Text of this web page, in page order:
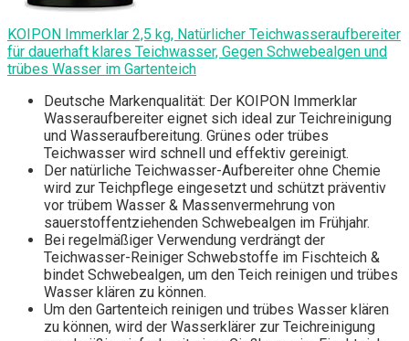
KOIPON Immerklar 2,5 kg, Natürlicher Teichwasseraufbereiter
für dauerhaft klares Teichwasser, Gegen Schwebealgen und
trübes Wasser im Gartenteich
Deutsche Markenqualität: Der KOIPON Immerklar
Wasseraufbereiter eignet sich ideal zur Teichreinigung
und Wasseraufbereitung. Grünes oder trübes
Teichwasser wird schnell und effektiv gereinigt.
Der natürliche Teichwasser-Aufbereiter ohne Chemie
wird zur Teichpflege eingesetzt und schützt präventiv
vor trübem Wasser & Massenvermehrung von
sauerstoffentziehenden Schwebealgen im Frühjahr.
Bei regelmäßiger Verwendung verdrängt der
Teichwasser-Reiniger Schwebstoffe im Fischteich &
bindet Schwebealgen, um den Teich reinigen und trübes
Wasser klären zu können.
Um den Gartenteich reinigen und trübes Wasser klären
zu können, wird der Wasserklärer zur Teichreinigung